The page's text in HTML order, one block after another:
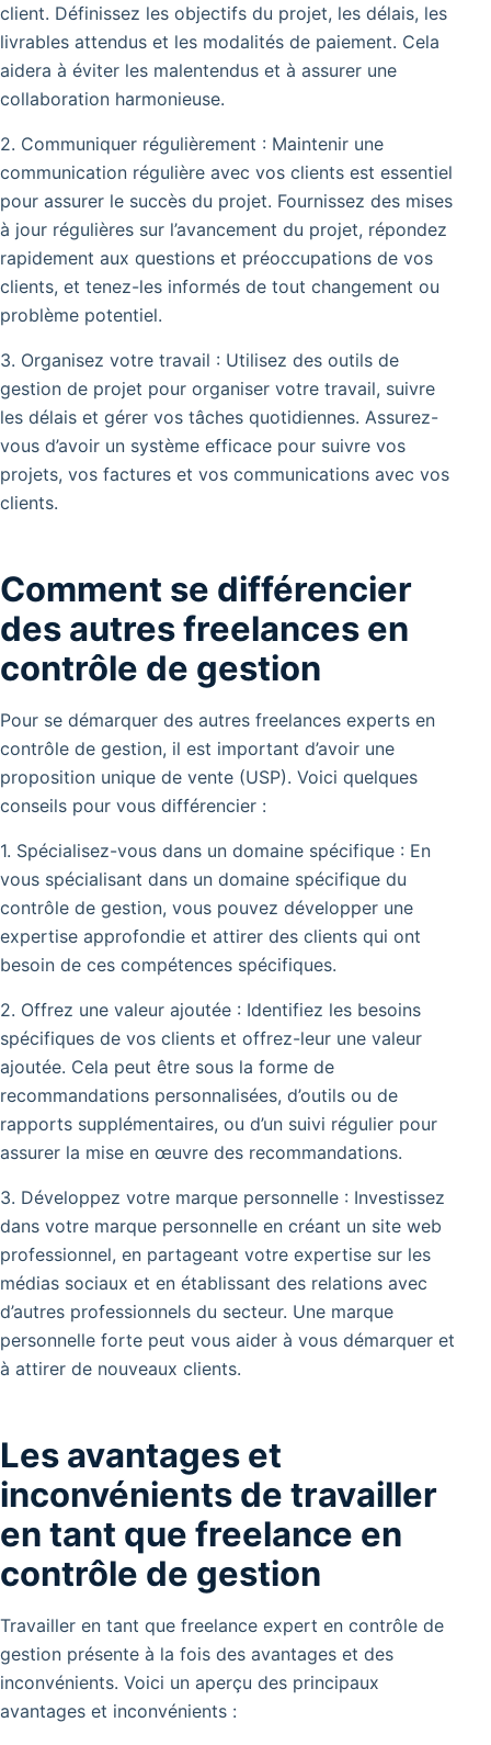
client. Définissez les objectifs du projet, les délais, les
livrables attendus et les modalités de paiement. Cela
aidera à éviter les malentendus et à assurer une
collaboration harmonieuse.
2. Communiquer régulièrement : Maintenir une
communication régulière avec vos clients est essentiel
pour assurer le succès du projet. Fournissez des mises
à jour régulières sur l’avancement du projet, répondez
rapidement aux questions et préoccupations de vos
clients, et tenez-les informés de tout changement ou
problème potentiel.
3. Organisez votre travail : Utilisez des outils de
gestion de projet pour organiser votre travail, suivre
les délais et gérer vos tâches quotidiennes. Assurez-
vous d’avoir un système efficace pour suivre vos
projets, vos factures et vos communications avec vos
clients.
Comment se différencier
des autres freelances en
contrôle de gestion
Pour se démarquer des autres freelances experts en
contrôle de gestion, il est important d’avoir une
proposition unique de vente (USP). Voici quelques
conseils pour vous différencier :
1. Spécialisez-vous dans un domaine spécifique : En
vous spécialisant dans un domaine spécifique du
contrôle de gestion, vous pouvez développer une
expertise approfondie et attirer des clients qui ont
besoin de ces compétences spécifiques.
2. Offrez une valeur ajoutée : Identifiez les besoins
spécifiques de vos clients et offrez-leur une valeur
ajoutée. Cela peut être sous la forme de
recommandations personnalisées, d’outils ou de
rapports supplémentaires, ou d’un suivi régulier pour
assurer la mise en œuvre des recommandations.
3. Développez votre marque personnelle : Investissez
dans votre marque personnelle en créant un site web
professionnel, en partageant votre expertise sur les
médias sociaux et en établissant des relations avec
d’autres professionnels du secteur. Une marque
personnelle forte peut vous aider à vous démarquer et
à attirer de nouveaux clients.
Les avantages et
inconvénients de travailler
en tant que freelance en
contrôle de gestion
Travailler en tant que freelance expert en contrôle de
gestion présente à la fois des avantages et des
inconvénients. Voici un aperçu des principaux
avantages et inconvénients :